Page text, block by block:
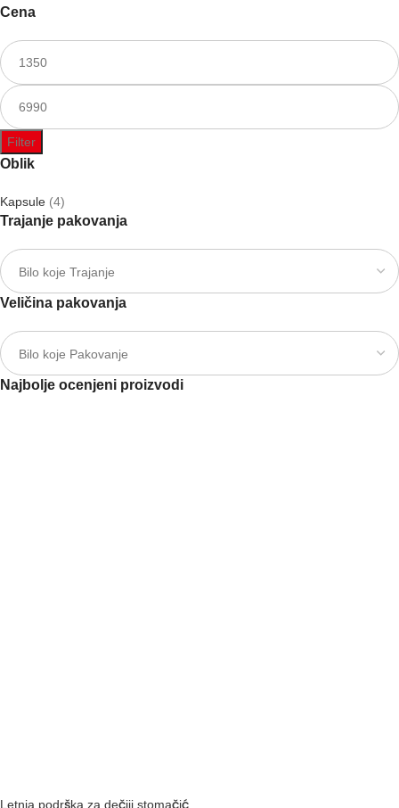
Cena
Filter
Oblik
Kapsule (4)
Trajanje pakovanja
Veličina pakovanja
Najbolje ocenjeni proizvodi
Letnja podrška za dečiji stomačić